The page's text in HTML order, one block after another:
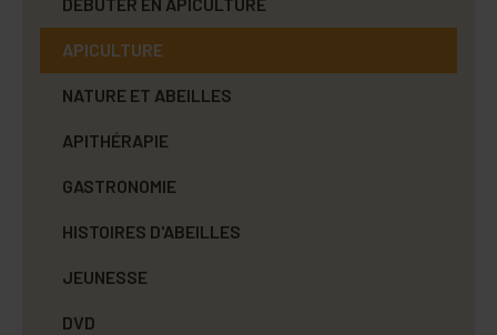
DÉBUTER EN APICULTURE
APICULTURE
NATURE ET ABEILLES
APITHÉRAPIE
GASTRONOMIE
HISTOIRES D'ABEILLES
JEUNESSE
DVD